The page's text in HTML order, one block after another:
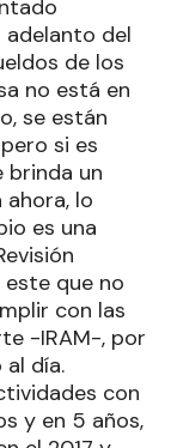
adelanto del
de los
no está en
se están
si es
brinda un
ahora, lo
es una
que no
con las
-IRAM-, por
día.
con
y en 5 años,